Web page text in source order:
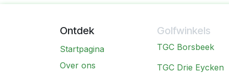
Ontdek
Startpagina
Over ons
Golfwinkels
TGC Borsbeek
TGC Drie Eycken